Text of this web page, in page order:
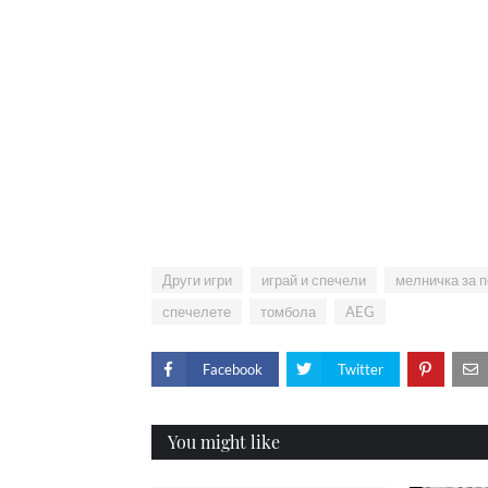
Други игри играй и спечели мелничка за
спечелете
томбола AEG
Facebook Twitter
You might like